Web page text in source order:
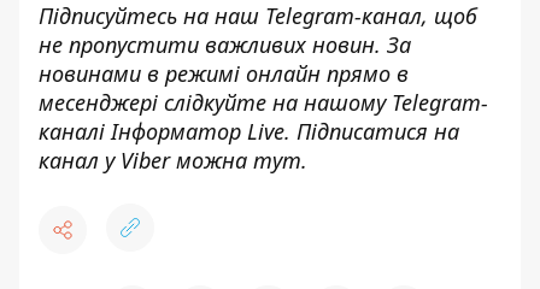
Підписуйтесь на наш Telegram-канал, щоб
не пропустити важливих новин. За
новинами в режимі онлайн прямо в
месенджері слідкуйте на нашому Telegram-
каналіІнформатор Live. Підписатися на
канал у Viber можна тут.